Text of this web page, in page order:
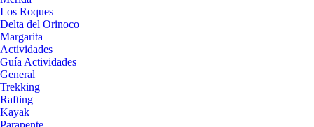
Los Roques
Delta del Orinoco
Margarita
Actividades
Guía Actividades
General
Trekking
Rafting
Kayak
Parapente